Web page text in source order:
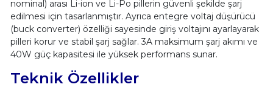
nominal) arası Li-ion ve Li-Po pillerin güvenli şekilde şarj
edilmesi için tasarlanmıştır. Ayrıca entegre voltaj düşürücü
(buck converter) özelliği sayesinde giriş voltajını ayarlayarak
pilleri korur ve stabil şarj sağlar. 3A maksimum şarj akımı ve
40W güç kapasitesi ile yüksek performans sunar.
Teknik Özellikler